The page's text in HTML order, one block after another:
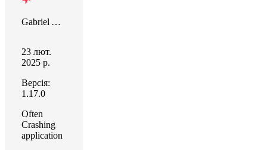
Gabriel Ariza
23 лют.
2025 р.
Версія:
1.17.0
Often
Crashing
application